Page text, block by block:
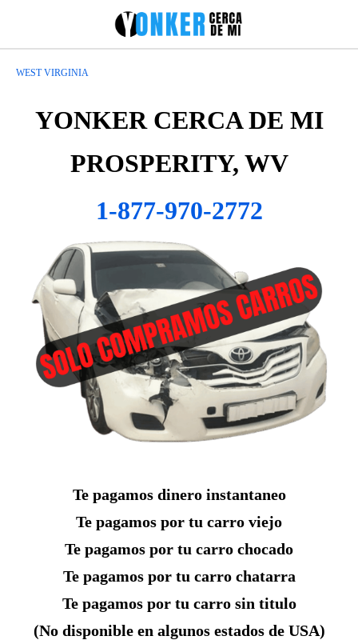
WEST VIRGINIA
YONKER CERCA DE MI
PROSPERITY, WV
1-877-970-2772
Te pagamos dinero instantaneo
Te pagamos por tu carro viejo
Te pagamos por tu carro chocado
Te pagamos por tu carro chatarra
Te pagamos por tu carro sin titulo
(No disponible en algunos estados de USA)